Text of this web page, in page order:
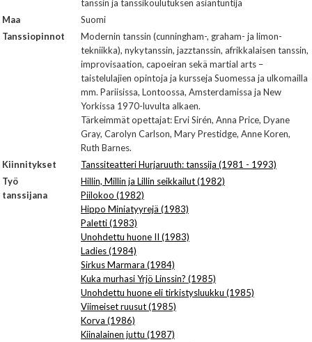
tanssin ja tanssikoulutuksen asiantuntija
Maa
Suomi
Tanssiopinnot
Modernin tanssin (cunningham-, graham- ja limon-
tekniikka), nykytanssin, jazztanssin, afrikkalaisen tanssin,
improvisaation, capoeiran sekä martial arts –
taistelulajien opintoja ja kursseja Suomessa ja ulkomailla
mm. Pariisissa, Lontoossa, Amsterdamissa ja New
Yorkissa 1970-luvulta alkaen.
Tärkeimmät opettajat: Ervi Sirén, Anna Price, Dyane
Gray, Carolyn Carlson, Mary Prestidge, Anne Koren,
Ruth Barnes.
Kiinnitykset
Tanssiteatteri Hurjaruuth: tanssija (1981 - 1993)
Työ
tanssijana
Hillin, Millin ja Lillin seikkailut (1982)
Piilokoo (1982)
Hippo Miniatyyrejä (1983)
Paletti (1983)
Unohdettu huone II (1983)
Ladies (1984)
Sirkus Marmara (1984)
Kuka murhasi Yrjö Linssin? (1985)
Unohdettu huone eli tirkistysluukku (1985)
Viimeiset ruusut (1985)
Korva (1986)
Kiinalainen juttu (1987)